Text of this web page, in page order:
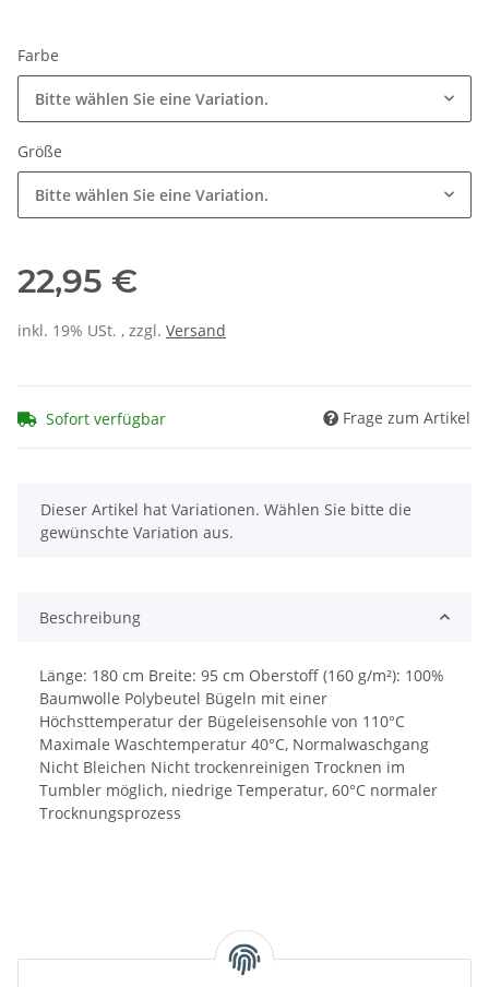
Farbe
Bitte wählen Sie eine Variation.
Größe
Bitte wählen Sie eine Variation.
22,95 €
inkl. 19% USt. , zzgl. Versand
Sofort verfügbar Frage zum Artikel
x
Dieser Artikel hat Variationen. Wählen Sie bitte die
gewünschte Variation aus.
Beschreibung
Länge: 180 cm Breite: 95 cm Oberstoff (160 g/m²): 100%
Baumwolle Polybeutel Bügeln mit einer
Höchsttemperatur der Bügeleisensohle von 110°C
Maximale Waschtemperatur 40°C, Normalwaschgang
Nicht Bleichen Nicht trockenreinigen Trocknen im
Tumbler möglich, niedrige Temperatur, 60°C normaler
Trocknungsprozess